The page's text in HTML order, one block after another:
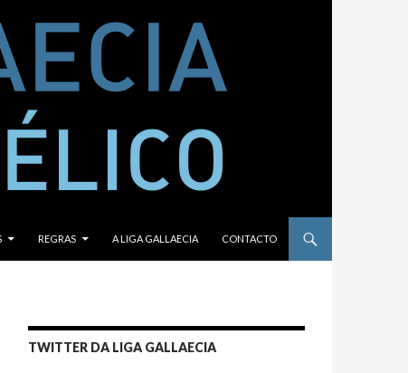
REGRAS A LIGA GALLAECIA CONTACTO
TWITTER DA LIGA GALLAECIA